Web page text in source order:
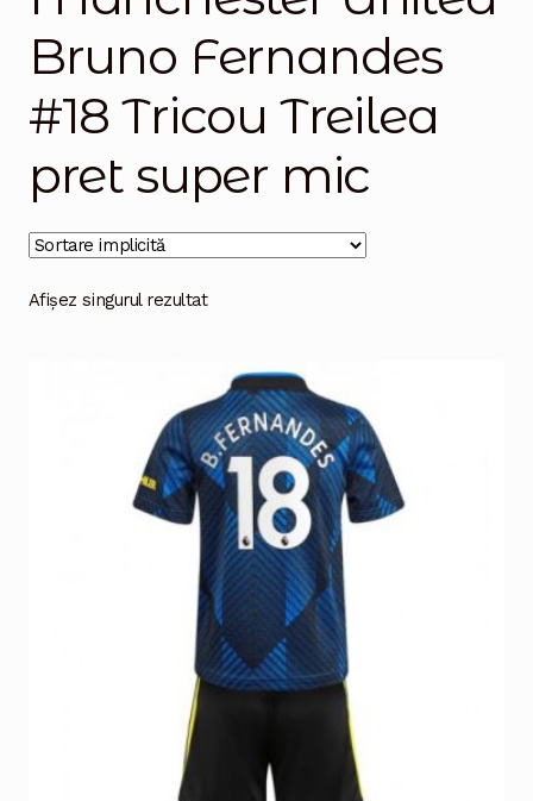
Magazinul
Bruno Fernandes
#18 Tricou Treilea
pret super mic
Afișez singurul rezultat